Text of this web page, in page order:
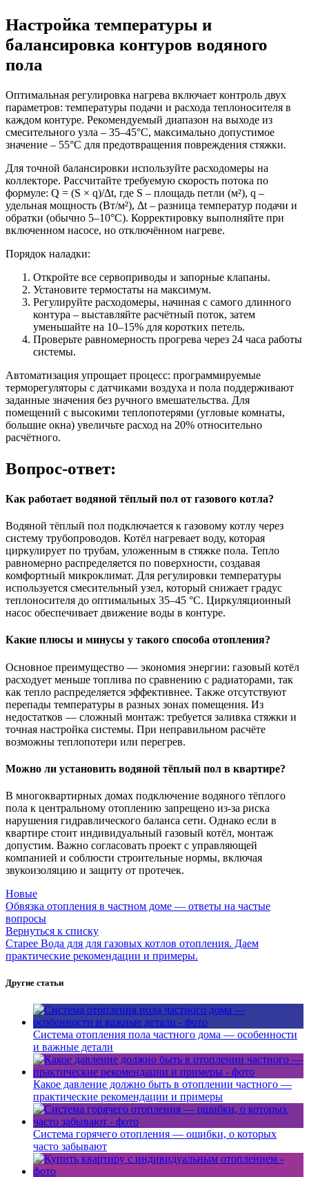
Настройка температуры и
балансировка контуров водяного
пола
Оптимальная регулировка нагрева включает контроль двух
параметров: температуры подачи и расхода теплоносителя в
каждом контуре. Рекомендуемый диапазон на выходе из
смесительного узла – 35–45°C, максимально допустимое
значение – 55°C для предотвращения повреждения стяжки.
Для точной балансировки используйте расходомеры на
коллекторе. Рассчитайте требуемую скорость потока по
формуле: Q = (S × q)/Δt, где S – площадь петли (м²), q –
удельная мощность (Вт/м²), Δt – разница температур подачи и
обратки (обычно 5–10°С). Корректировку выполняйте при
включенном насосе, но отключённом нагреве.
Порядок наладки:
Откройте все сервоприводы и запорные клапаны.
Установите термостаты на максимум.
Регулируйте расходомеры, начиная с самого длинного
контура – выставляйте расчётный поток, затем
уменьшайте на 10–15% для коротких петель.
Проверьте равномерность прогрева через 24 часа работы
системы.
Автоматизация упрощает процесс: программируемые
терморегуляторы с датчиками воздуха и пола поддерживают
заданные значения без ручного вмешательства. Для
помещений с высокими теплопотерями (угловые комнаты,
большие окна) увеличьте расход на 20% относительно
расчётного.
Вопрос-ответ:
Как работает водяной тёплый пол от газового котла?
Водяной тёплый пол подключается к газовому котлу через
систему трубопроводов. Котёл нагревает воду, которая
циркулирует по трубам, уложенным в стяжке пола. Тепло
равномерно распределяется по поверхности, создавая
комфортный микроклимат. Для регулировки температуры
используется смесительный узел, который снижает градус
теплоносителя до оптимальных 35–45 °C. Циркуляционный
насос обеспечивает движение воды в контуре.
Какие плюсы и минусы у такого способа отопления?
Основное преимущество — экономия энергии: газовый котёл
расходует меньше топлива по сравнению с радиаторами, так
как тепло распределяется эффективнее. Также отсутствуют
перепады температуры в разных зонах помещения. Из
недостатков — сложный монтаж: требуется заливка стяжки и
точная настройка системы. При неправильном расчёте
возможны теплопотери или перегрев.
Можно ли установить водяной тёплый пол в квартире?
В многоквартирных домах подключение водяного тёплого
пола к центральному отоплению запрещено из-за риска
нарушения гидравлического баланса сети. Однако если в
квартире стоит индивидуальный газовый котёл, монтаж
допустим. Важно согласовать проект с управляющей
компанией и соблюсти строительные нормы, включая
звукоизоляцию и защиту от протечек.
Новые
Обвязка отопления в частном доме — ответы на частые
вопросы
Вернуться к списку
Старее Вода для для газовых котлов отопления. Даем
практические рекомендации и примеры.
Другие статьи
Система отопления пола частного дома — особенности
и важные детали
Какое давление должно быть в отоплении частного —
практические рекомендации и примеры
Система горячего отопления — ошибки, о которых
часто забывают